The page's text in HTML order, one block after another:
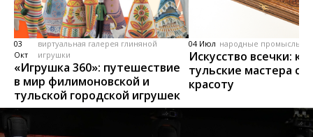
03
Окт
виртуальная галерея глиняной
игрушки
«Игрушка 360»: путешествие
в мир филимоновской и
тульской городской игрушек
04 Июл народные промыслы,
Искусство всечки: как
тульские мастера
красоту